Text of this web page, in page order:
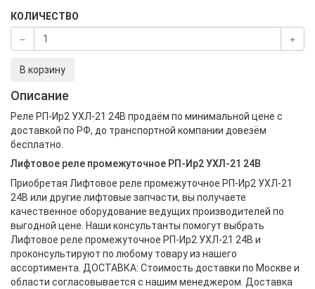
КОЛИЧЕСТВО
В корзину
Описание
Реле РП-Ир2 УХЛ-21 24В продаём по минимальной цене с
доставкой по РФ, до транспортной компании довезём
бесплатно.
Лифтовое реле промежуточное РП-Ир2 УХЛ-21 24В
Приобретая Лифтовое реле промежуточное РП-Ир2 УХЛ-21
24В или другие лифтовые запчасти, вы получаете
качественное оборудование ведущих производителей по
выгодной цене. Наши консультанты помогут выбрать
Лифтовое реле промежуточное РП-Ир2 УХЛ-21 24В и
проконсультируют по любому товару из нашего
ассортимента. ДОСТАВКА: Стоимость доставки по Москве и
области согласовывается с нашим менеджером. Доставка